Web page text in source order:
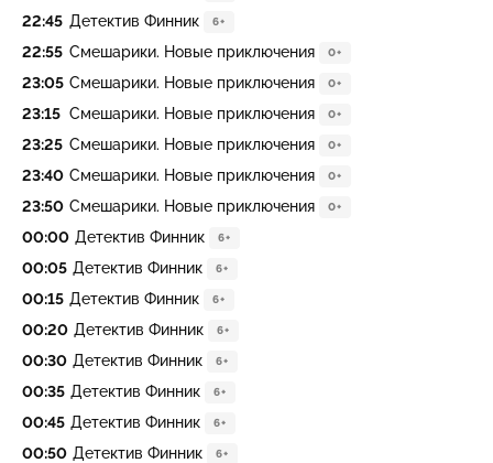
22:45 Детектив Финник 6+
22:55 Смешарики. Новые приключения 0+
23:05 Смешарики. Новые приключения 0+
23:15 Смешарики. Новые приключения 0+
23:25 Смешарики. Новые приключения 0+
23:40 Смешарики. Новые приключения 0+
23:50 Смешарики. Новые приключения 0+
00:00 Детектив Финник 6+
00:05 Детектив Финник 6+
00:15 Детектив Финник 6+
00:20 Детектив Финник 6+
00:30 Детектив Финник 6+
00:35 Детектив Финник 6+
00:45 Детектив Финник 6+
00:50 Детектив Финник 6+